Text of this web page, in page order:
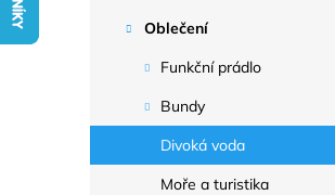
e
Oblečení
Funkční prádlo
Bundy
Divoká voda
Moře a turistika